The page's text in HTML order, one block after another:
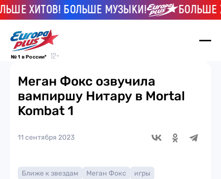
ХИТОВ! БОЛЬШЕ МУЗЫКИ! БОЛЬШЕ
№ 1 в России*
Меган Фокс озвучила
вампиршу Нитару в Mortal
Kombat 1
11 сентября 2023
Ближе к звездам Меган Фокс
игры